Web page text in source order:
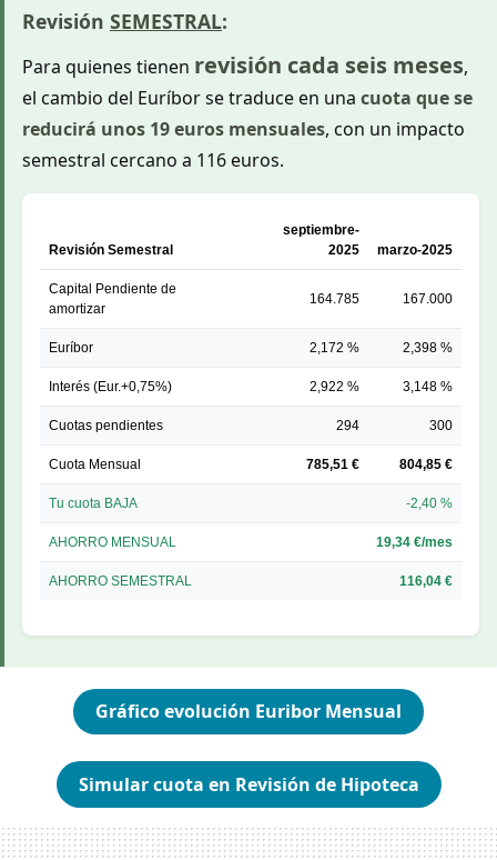
Revisión SEMESTRAL:
Para quienes tienen revisión cada seis meses,
el cambio del Euríbor se traduce en una cuota que se
reducirá unos 19 euros mensuales, con un impacto
semestral cercano a 116 euros.
Revisión Semestral
septiembre-
2025
marzo-2025
Capital Pendiente de
amortizar
164.785 167.000
Euríbor 2,172 % 2,398 %
Interés (Eur.+0,75%) 2,922 % 3,148 %
Cuotas pendientes 294 300
Cuota Mensual 785,51 € 804,85 €
Tu cuota BAJA -2,40 %
AHORRO MENSUAL 19,34 €/mes
AHORRO SEMESTRAL 116,04 €
Gráfico evolución Euribor Mensual
Simular cuota en Revisión de Hipoteca